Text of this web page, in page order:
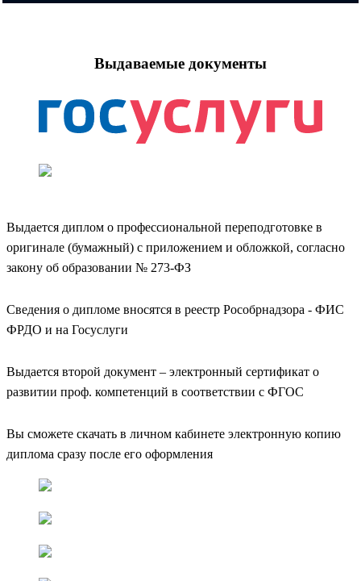
Выдаваемые документы
Выдается диплом о профессиональной переподготовке в
оригинале (бумажный) с приложением и обложкой, согласно
закону об образовании № 273-ФЗ
Сведения о дипломе вносятся в реестр Рособрнадзора - ФИС
ФРДО и на Госуслуги
Выдается второй документ – электронный сертификат о
развитии проф. компетенций в соответствии с ФГОС
Вы сможете скачать в личном кабинете электронную копию
диплома сразу после его оформления